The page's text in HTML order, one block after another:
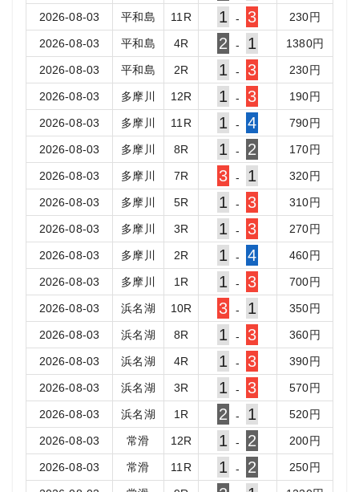
2026-08-03 平和島 11 R 1 - 3 230円
2026-08-03 平和島 4R 2 - 1 1380円
2026-08-03 平和島 2R 1 - 3 230円
2026-08-03 多摩川 12R 1 - 3 190円
2026-08-03 多摩川 11 R 1 - 4 790円
2026-08-03 多摩川 8R 1 - 2 170円
2026-08-03 多摩川 7R 3 - 1 320円
2026-08-03 多摩川 5R 1 - 3 310円
2026-08-03 多摩川 3R 1 - 3 270円
2026-08-03 多摩川 2R 1 - 4 460円
2026-08-03 多摩川 1 R 1 - 3 700円
2026-08-03 浜名湖 10R 3 - 1 350円
2026-08-03 浜名湖 8R 1 - 3 360円
2026-08-03 浜名湖 4R 1 - 3 390円
2026-08-03 浜名湖 3R 1 - 3 570円
2026-08-03 浜名湖 1 R 2 - 1 520円
2026-08-03 常滑 12R 1 - 2 200円
2026-08-03 常滑 11 R 1 - 2 250円